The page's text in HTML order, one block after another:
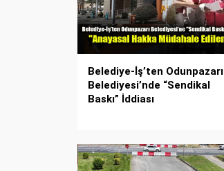
Belediye-İş’ten Odunpazarı
Belediyesi’nde “Sendikal
Baskı” İddiası